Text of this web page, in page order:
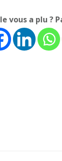
vous a plu ?